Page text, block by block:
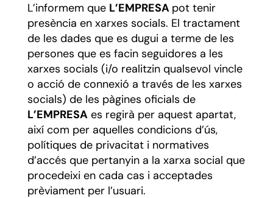
L’informem que L’EMPRESA pot tenir
presència en xarxes socials. El tractament
de les dades que es dugui a terme de les
persones que es facin seguidores a les
xarxes socials (i/o realitzin qualsevol vincle
o acció de connexió a través de les xarxes
socials) de les pàgines oficials de
L’EMPRESAes regirà per aquest apartat,
així com per aquelles condicions d’ús,
polítiques de privacitat i normatives
d’accés que pertanyin a la xarxa social que
procedeixi en cada cas i acceptades
prèviament per l’usuari.